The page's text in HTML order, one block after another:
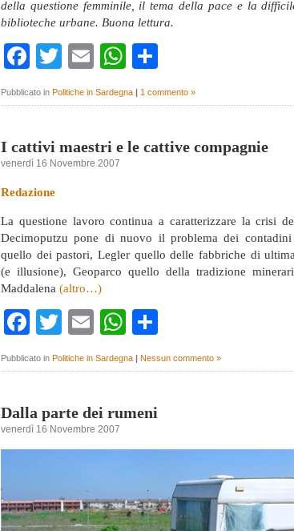
della questione femminile, il tema della pace e la
biblioteche urbane. Buona lettura.
Facebook
TwitterEmailWhatsApp
Pubblicato in Politiche in Sardegna 1 commento »
I cattivi maestri e le cattive compagnie
venerdì 16 Novembre 2007
Redazione
La questione lavoro continua a caratterizzare la crisi
Decimoputzu pone di nuovo il problema dei
quello dei pastori, Legler quello delle fabbriche di
(e illusione), Geoparco quello della tradizione
Maddalena (altro…)
Facebook
TwitterEmailWhatsApp
Pubblicato in Politiche in Sardegna Nessun commento »
Dalla parte dei rumeni
venerdì 16 Novembre 2007